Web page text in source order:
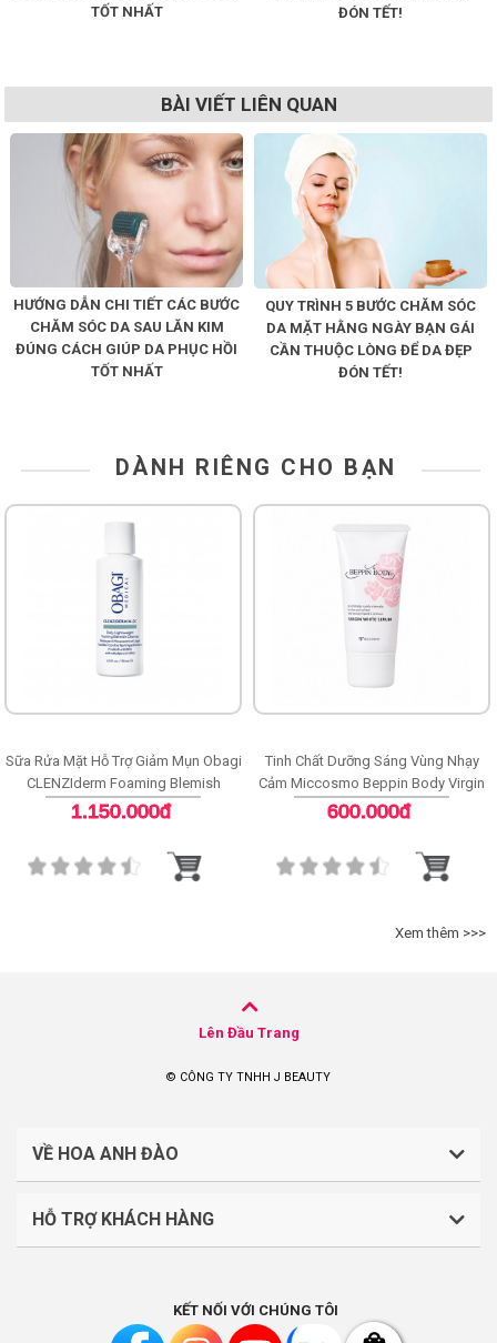
TỐT NHẤT
ĐÓN TẾT!
BÀI VIẾT LIÊN QUAN
HƯỚNG DẪN CHI TIẾT CÁC BƯỚC
CHĂM SÓC DA SAU LĂN KIM
ĐÚNG CÁCH GIÚP DA PHỤC HỒI
TỐT NHẤT
QUY TRÌNH 5 BƯỚC CHĂM SÓC
DA MẶT HẰNG NGÀY BẠN GÁI
CẦN THUỘC LÒNG ĐỂ DA ĐẸP
ĐÓN TẾT!
DÀNH RIÊNG CHO BẠN
Sữa Rửa Mặt Hỗ Trợ Giảm Mụn Obagi
CLENZIderm Foaming Blemish
Cleanser
1.150.000đ
Tinh Chất Dưỡng Sáng Vùng Nhạy
Cảm Miccosmo Beppin Body Virgin
White Serum
600.000đ
Xem thêm >>>
Lên Đầu Trang
© CÔNG TY TNHH J BEAUTY
VỀ HOA ANH ĐÀO
CÔNG TY TNHH J BEAUTY
HỖ TRỢ KHÁCH HÀNG
Chính sách vận chuyển, giao nhận
KẾT NỐI VỚI CHÚNG TÔI